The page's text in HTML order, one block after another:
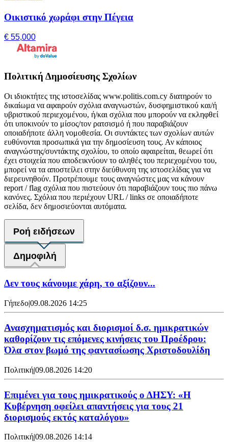
Οικιστικό χωράφι στην Πέγεια
€ 55,000
Πολιτική Δημοσίευσης Σχολίων
Οι ιδιοκτήτες της ιστοσελίδας www.politis.com.cy διατηρούν το
δικαίωμα να αφαιρούν σχόλια αναγνωστών, δυσφημιστικού και/ή
υβριστικού περιεχομένου, ή/και σχόλια που μπορούν να εκληφθεί
ότι υποκινούν το μίσος/τον ρατσισμό ή που παραβιάζουν
οποιαδήποτε άλλη νομοθεσία. Οι συντάκτες των σχολίων αυτών
ευθύνονται προσωπικά για την δημοσίευση τους. Αν κάποιος
αναγνώστης/συντάκτης σχολίου, το οποίο αφαιρείται, θεωρεί ότι
έχει στοιχεία που αποδεικνύουν το αληθές του περιεχομένου του,
μπορεί να τα αποστείλει στην διεύθυνση της ιστοσελίδας για να
διερευνηθούν. Προτρέπουμε τους αναγνώστες μας να κάνουν
report / flag σχόλια που πιστεύουν ότι παραβιάζουν τους πιο πάνω
κανόνες. Σχόλια που περιέχουν URL / links σε οποιαδήποτε
σελίδα, δεν δημοσιεύονται αυτόματα.
Ροή ειδήσεων
Δημοφιλή
Δεν τους κάνουμε χάρη, το αξίζουν...
Γήπεδο|09.08.2026 14:25
Ανασχηματισμός και διορισμοί δ.σ. ημικρατικών
καθορίζουν τις επόμενες κινήσεις του Προέδρου:
Όλα στον βωμό της φαντασίωσης Χριστοδουλίδη
Πολιτική|09.08.2026 14:20
Επιμένει για τους ημικρατικούς ο ΔΗΣΥ: «Η
Κυβέρνηση οφείλει απαντήσεις για τους 21
διορισμούς εκτός καταλόγου»
Πολιτική|09.08.2026 14:14